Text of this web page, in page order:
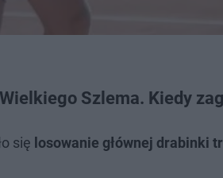
Szlema. Kiedy
się losowanie głównej drabinki